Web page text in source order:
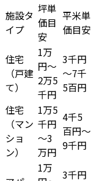
施設タ
イプ
坪単
価目
安
平米単
価目安
住宅
（戸建
て）
1万
円～
2万5
千円
3千円
～7千
5百円
住宅
（マン
ショ
ン）
1万5
千円
～3
万円
4千5
百円～
9千円
1万
3千円